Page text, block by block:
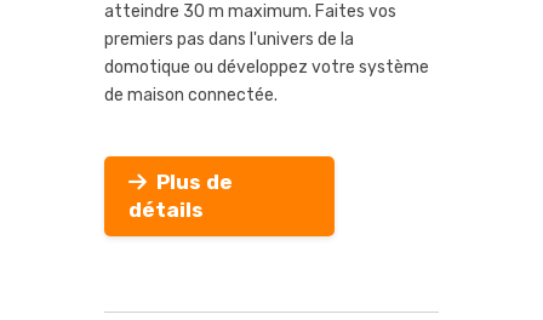
atteindre 30 m maximum. Faites vos
premiers pas dans l'univers de la
domotique ou développez votre système
de maison connectée.
Plus de
détails